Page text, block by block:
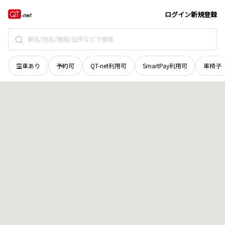
ログイン新規登録
空車あり 予約可 QT-net利用可 SmartPay利用可 車椅子
岩手県